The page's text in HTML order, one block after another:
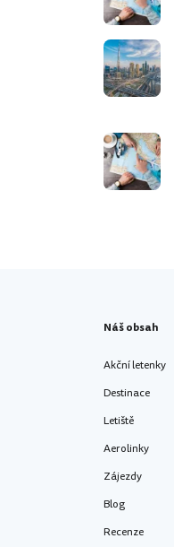
Náš obsah
Akční letenky
Destinace
Letiště
Aerolinky
Zájezdy
Blog
Recenze